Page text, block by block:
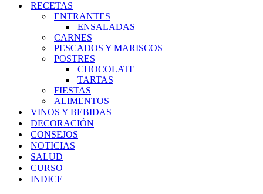
RECETAS
ENTRANTES
ENSALADAS
CARNES
PESCADOS Y MARISCOS
POSTRES
CHOCOLATE
TARTAS
FIESTAS
ALIMENTOS
VINOS Y BEBIDAS
DECORACIÓN
CONSEJOS
NOTICIAS
SALUD
CURSO
INDICE